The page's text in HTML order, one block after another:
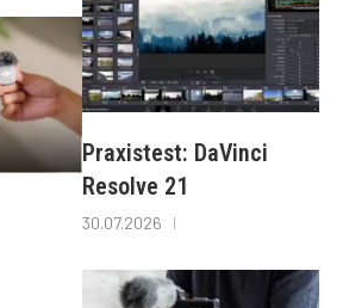
Praxistest: DaVinci
Resolve 21
30.07.2026